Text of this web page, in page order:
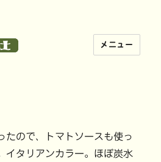
メニュー
ので、トマトソースも使っ
イタリアンカラー。ほぼ炭水